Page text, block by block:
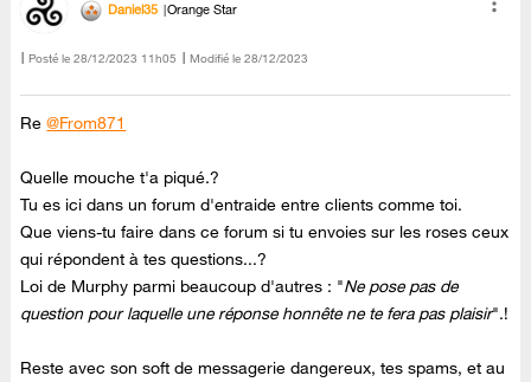
Daniel35 Orange Star
Posté le ‎28/12/2023 11h05 Modifié le 28/12/2023
Re@From871
Quelle mouche t'a piqué.?
Tu es ici dans un forum d'entraide entre clients comme toi.
Que viens-tu faire dans ce forum si tu envoies sur les roses ceux
qui répondent à tes questions...?
Loi de Murphy parmi beaucoup d'autres : "Ne pose pas de
question pour laquelle une réponse honnête ne te fera pas plaisir".!
Reste avec son soft de messagerie dangereux, tes spams, et au